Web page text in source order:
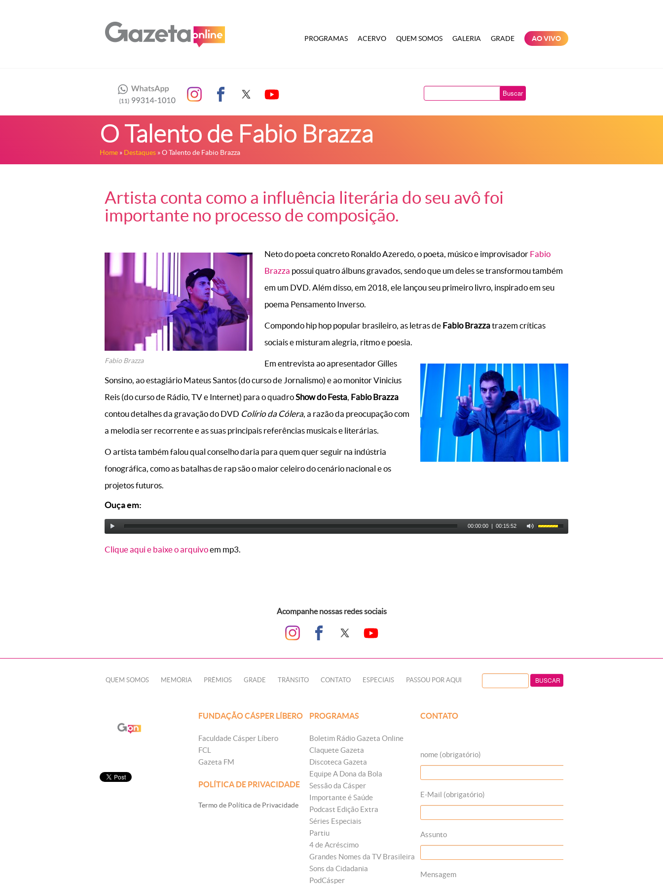
PROGRAMAS ACERVO QUEM SOMOS GALERIA GRADE AO VIVO
Buscar
O Talento de Fabio Brazza
Home » Destaques » O Talento de Fabio Brazza
Artista conta como a influência literária do seu avô foi
importante no processo de composição.
Fabio Brazza
Neto do poeta concreto Ronaldo Azeredo, o poeta, músico e improvisador Fabio
Brazza possui quatro álbuns gravados, sendo que um deles se transformou também
em um DVD. Além disso, em 2018, ele lançou seu primeiro livro, inspirado em seu
poema Pensamento Inverso.
Compondo hip hop popular brasileiro, as letras de Fabio Brazzatrazem críticas
sociais e misturam alegria, ritmo e poesia.
Em entrevista ao apresentador Gilles
Sonsino, ao estagiário Mateus Santos (do curso de Jornalismo) e ao monitor Vinicius
Reis (do curso de Rádio, TV e Internet) para o quadroShow do Festa, Fabio Brazza
contou detalhes da gravação do DVD Colírio da Cólera, a razão da preocupação com
a melodia ser recorrente e as suas principais referências musicais e literárias.
O artista também falou qual conselho daria para quem quer seguir na indústria
fonográfica, como as batalhas de rap são o maior celeiro do cenário nacional e os
projetos futuros.
Ouça em:
00:00:00 | 00:15:52
Clique aqui e baixe o arquivoem mp3.
Acompanhe nossas redes sociais
QUEM SOMOS MEMÓRIA PRÊMIOS GRADE TRÂNSITO CONTATO ESPECIAIS PASSOU POR AQUI
FUNDAÇÃO CÁSPER LÍBERO
Faculdade Cásper Líbero
FCL
Gazeta FM
POLÍTICA DE PRIVACIDADE
Termo de Política de Privacidade
PROGRAMAS
Boletim Rádio Gazeta Online
Claquete Gazeta
Discoteca Gazeta
Equipe A Dona da Bola
Sessão da Cásper
Importante é Saúde
Podcast Edição Extra
Séries Especiais
Partiu
4 de Acréscimo
Grandes Nomes da TV Brasileira
Sons da Cidadania
PodCásper
CONTATO
nome (obrigatório)
E-Mail (obrigatório)
Assunto
Mensagem